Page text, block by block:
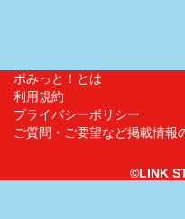
ポみっと！とは
利用規約
プライバシーポリシー
ご質問・ご要望など掲載情報
©LINK